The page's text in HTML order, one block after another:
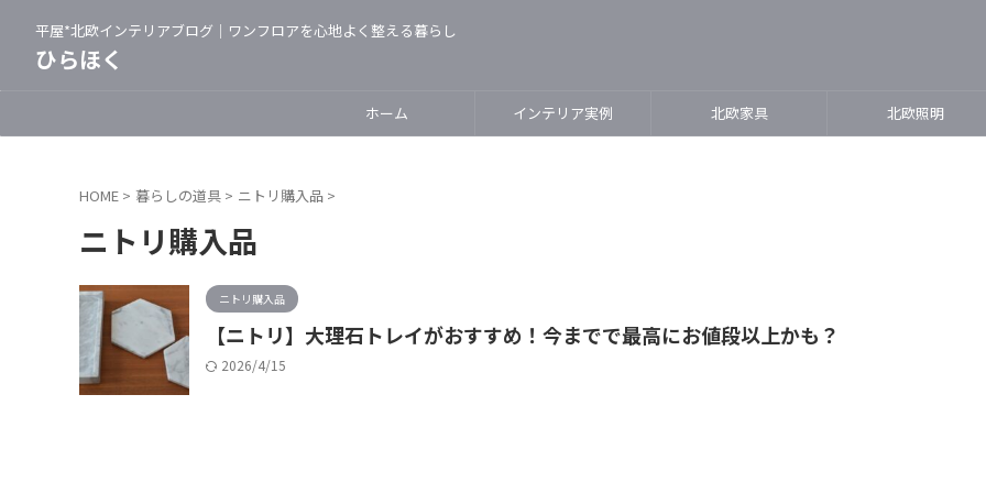
平屋*北欧インテリアブログ｜ワンフロアを心地よく整える暮らし
ひらほく
ホーム インテリア実例 北欧家具 北欧照明
HOME > 暮らしの道具 > ニトリ購入品 >
ニトリ購入品
ニトリ購入品
【ニトリ】大理石トレイがおすすめ！今までで最高にお値段以上かも？
2026/4/15